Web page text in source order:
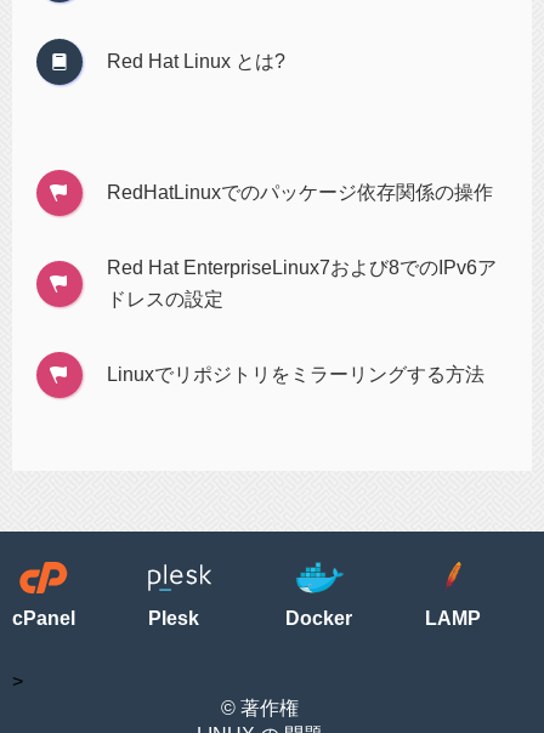
Red Hat Linux とは?
RedHatLinuxでのパッケージ依存関係の操作
Red Hat EnterpriseLinux7および8でのIPv6ア
ドレスの設定
Linuxでリポジトリをミラーリングする方法
cPanel Plesk Docker LAMP
>
© 著作権